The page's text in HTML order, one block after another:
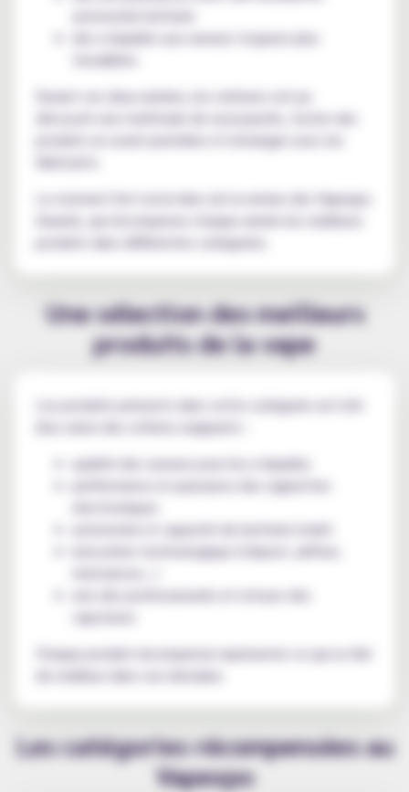
des e-liquides aux saveurs toujours plus
travaillées
Durant ces deux années, les visiteurs ont pu
découvrir une multitude de nouveautés, tester des
produits en avant-première et échanger avec les
Le moment fort reste bien sûr la remise des Vapexpo
Awards, qui récompense chaque année les meilleurs
produits dans différentes catégories.
Une sélection des meilleurs
produits de la vape
Les produits présents dans cette catégorie ont été
élus selon des critères exigeants :
qualité des saveurs pour les e-liquides
performance et puissance des cigarettes
electroniques
autonomie et capacité de batterie (mah)
innovation technologique (chipset, airflow,
avis des professionnels et retours des
vapoteurs
Chaque produit récompensé représente ce qui se fait
Les catégories récompensées au
Vapexpo